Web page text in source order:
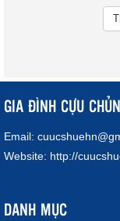
GIA ĐÌNH CỰU
Email:
Website: http://
DANH MỤC